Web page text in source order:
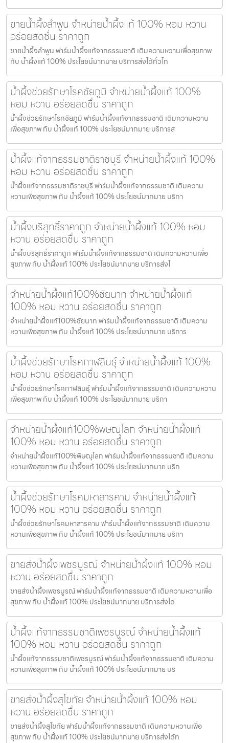
ขายน้ำผึ้งลำพูน จำหน่ายน้ำผึ้งแท้ 100% หอม หวาน
อร่อยสดชื่น ราคาถูก
ขายน้ำผึ้งลำพูน ฟาร์มน้ำผึ้งแท้จากธรรมชาติ เติมความหวานเพื่อสุขภาพ
กับ น้ำผึ้งแท้ 100% ประโยชน์มากมาย บริการส่งได้ทั่วไท
น้ำผึ้งช่วยรักษาโรคชัยภูมิ จำหน่ายน้ำผึ้งแท้ 100%
หอม หวาน อร่อยสดชื่น ราคาถูก
น้ำผึ้งช่วยรักษาโรคชัยภูมิ ฟาร์มน้ำผึ้งแท้จากธรรมชาติ เติมความหวาน
เพื่อสุขภาพ กับ น้ำผึ้งแท้ 100% ประโยชน์มากมาย บริการส
น้ำผึ้งแท้จากธรรมชาติราชบุรี จำหน่ายน้ำผึ้งแท้ 100%
หอม หวาน อร่อยสดชื่น ราคาถูก
น้ำผึ้งแท้จากธรรมชาติราชบุรี ฟาร์มน้ำผึ้งแท้จากธรรมชาติ เติมความ
หวานเพื่อสุขภาพ กับ น้ำผึ้งแท้ 100% ประโยชน์มากมาย บริกา
น้ำผึ้งบริสุทธิ์ราคาถูก จำหน่ายน้ำผึ้งแท้ 100% หอม
หวาน อร่อยสดชื่น ราคาถูก
น้ำผึ้งบริสุทธิ์ราคาถูก ฟาร์มน้ำผึ้งแท้จากธรรมชาติ เติมความหวานเพื่อ
สุขภาพ กับ น้ำผึ้งแท้ 100% ประโยชน์มากมาย บริการส่งไ
จำหน่ายน้ำผึ้งแท้100%ชัยนาท จำหน่ายน้ำผึ้งแท้
100% หอม หวาน อร่อยสดชื่น ราคาถูก
จำหน่ายน้ำผึ้งแท้100%ชัยนาท ฟาร์มน้ำผึ้งแท้จากธรรมชาติ เติมความ
หวานเพื่อสุขภาพ กับ น้ำผึ้งแท้ 100% ประโยชน์มากมาย บริการ
น้ำผึ้งช่วยรักษาโรคกาฬสินธุ์ จำหน่ายน้ำผึ้งแท้ 100%
หอม หวาน อร่อยสดชื่น ราคาถูก
น้ำผึ้งช่วยรักษาโรคกาฬสินธุ์ ฟาร์มน้ำผึ้งแท้จากธรรมชาติ เติมความหวาน
เพื่อสุขภาพ กับ น้ำผึ้งแท้ 100% ประโยชน์มากมาย บริกา
จำหน่ายน้ำผึ้งแท้100%พิษณุโลก จำหน่ายน้ำผึ้งแท้
100% หอม หวาน อร่อยสดชื่น ราคาถูก
จำหน่ายน้ำผึ้งแท้100%พิษณุโลก ฟาร์มน้ำผึ้งแท้จากธรรมชาติ เติมความ
หวานเพื่อสุขภาพ กับ น้ำผึ้งแท้ 100% ประโยชน์มากมาย บริก
น้ำผึ้งช่วยรักษาโรคมหาสารคาม จำหน่ายน้ำผึ้งแท้
100% หอม หวาน อร่อยสดชื่น ราคาถูก
น้ำผึ้งช่วยรักษาโรคมหาสารคาม ฟาร์มน้ำผึ้งแท้จากธรรมชาติ เติมความ
หวานเพื่อสุขภาพ กับ น้ำผึ้งแท้ 100% ประโยชน์มากมาย บริกา
ขายส่งน้ำผึ้งเพชรบูรณ์ จำหน่ายน้ำผึ้งแท้ 100% หอม
หวาน อร่อยสดชื่น ราคาถูก
ขายส่งน้ำผึ้งเพชรบูรณ์ ฟาร์มน้ำผึ้งแท้จากธรรมชาติ เติมความหวานเพื่อ
สุขภาพ กับ น้ำผึ้งแท้ 100% ประโยชน์มากมาย บริการส่งได
น้ำผึ้งแท้จากธรรมชาติเพชรบูรณ์ จำหน่ายน้ำผึ้งแท้
100% หอม หวาน อร่อยสดชื่น ราคาถูก
น้ำผึ้งแท้จากธรรมชาติเพชรบูรณ์ ฟาร์มน้ำผึ้งแท้จากธรรมชาติ เติมความ
หวานเพื่อสุขภาพ กับ น้ำผึ้งแท้ 100% ประโยชน์มากมาย บริ
ขายส่งน้ำผึ้งสุโขทัย จำหน่ายน้ำผึ้งแท้ 100% หอม
หวาน อร่อยสดชื่น ราคาถูก
ขายส่งน้ำผึ้งสุโขทัย ฟาร์มน้ำผึ้งแท้จากธรรมชาติ เติมความหวานเพื่อ
สุขภาพ กับ น้ำผึ้งแท้ 100% ประโยชน์มากมาย บริการส่งได้ท